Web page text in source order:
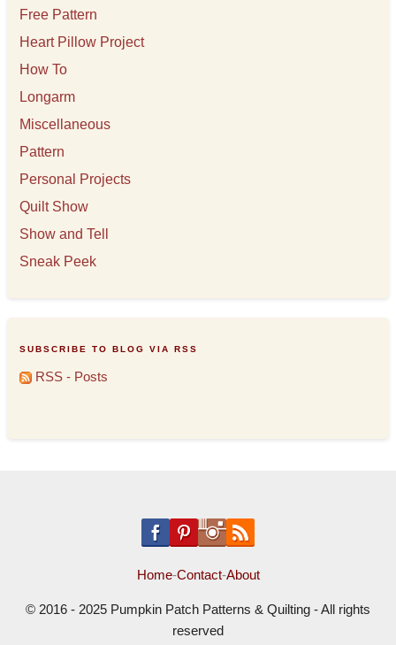
Free Pattern
Heart Pillow Project
How To
Longarm
Miscellaneous
Pattern
Personal Projects
Quilt Show
Show and Tell
Sneak Peek
SUBSCRIBE TO BLOG VIA RSS
RSS - Posts
Home-Contact-About
© 2016 - 2025 Pumpkin Patch Patterns & Quilting - All rights
reserved